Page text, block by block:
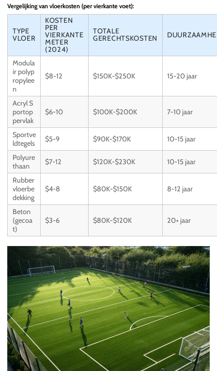
Vergelijking van vloerkosten (per vierkante voet):
TYPE
VLOER
KOSTEN
PER
VIERKANTE
METER
(2024)
TOTALE
GERECHTSKOSTEN
Modula
ir polyp
ropylee
n
$8-12 $150K-$250K 15-20 jaar
Acryl S
portop
pervlak
$6-10 $100K-$200K 7-10 jaar
Sportve
ldtegels
$5-9 $90K-$170K 10-15 jaar
Polyure
thaan
$7-12 $120K-$230K 10-15 jaar
Rubber
vloerbe
dekking
$4-8 $80K-$150K 8-12 jaar
Beton
(gecoa
t)
$3-6 $80K-$120K 20+ jaar